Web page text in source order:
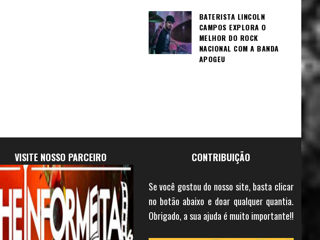
BATERISTA LINCOLN
CAMPOS EXPLORA O
MELHOR DO ROCK
NACIONAL COM A BANDA
APOGEU
VISITE NOSSO PARCEIRO CONTRIBUIÇÃO
Se você gostou do nosso site, basta clicar
no botão abaixo e doar qualquer quantia.
Obrigado, a sua ajuda é muito importante!!